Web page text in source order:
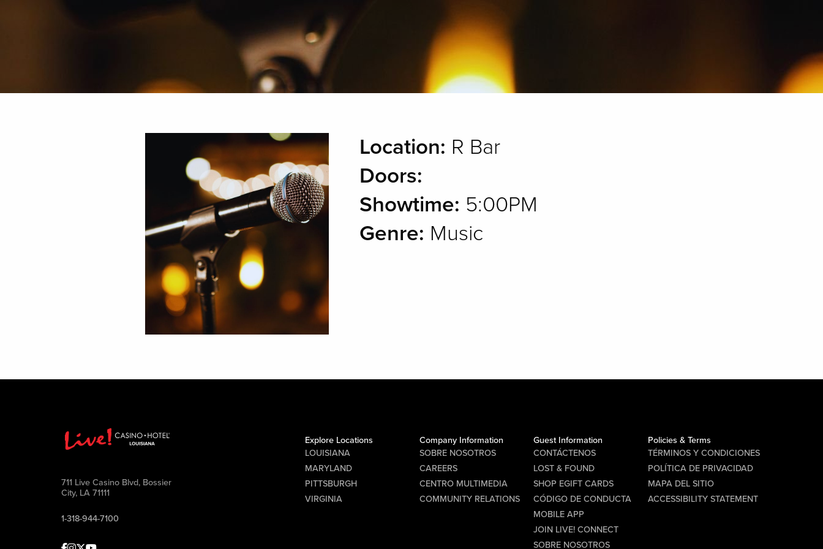
Location: R Bar
Doors:
Showtime: 5:00PM
Genre: Music
711 Live Casino Blvd, Bossier
City, LA 71111
1-318-944-7100
Explore Locations
LOUISIANA
MARYLAND
PITTSBURGH
VIRGINIA
Company Information
SOBRE NOSOTROS
CAREERS
CENTRO MULTIMEDIA
COMMUNITY RELATIONS
Guest Information
CONTÁCTENOS
LOST & FOUND
SHOP EGIFT CARDS
CÓDIGO DE CONDUCTA
MOBILE APP
JOIN LIVE! CONNECT
SOBRE NOSOTROS
Policies & Terms
TÉRMINOS Y CONDICIONES
POLÍTICA DE PRIVACIDAD
MAPA DEL SITIO
ACCESSIBILITY STATEMENT